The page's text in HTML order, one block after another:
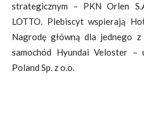
strategicznym – PKN Orlen
LOTTO. Plebiscyt wspierają
Nagrodę główną dla jednego
samochód Hyundai Veloster –
Poland Sp. z o.o.